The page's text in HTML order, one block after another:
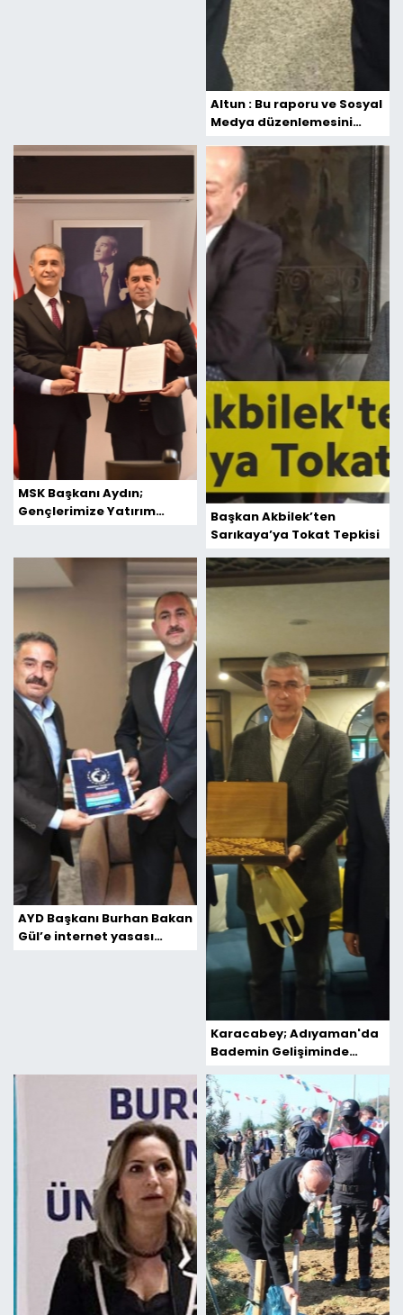
Altun : Bu raporu ve Sosyal
Medya düzenlemesini
MSK Başkanı Aydın;
Gençlerimize Yatırım
Başkan Akbilek’ten
Sarıkaya’ya Tokat Tepkisi
AYD Başkanı Burhan Bakan
Gül’e internet yasası
Karacabey; Adıyaman'da
Bademin Gelişiminde